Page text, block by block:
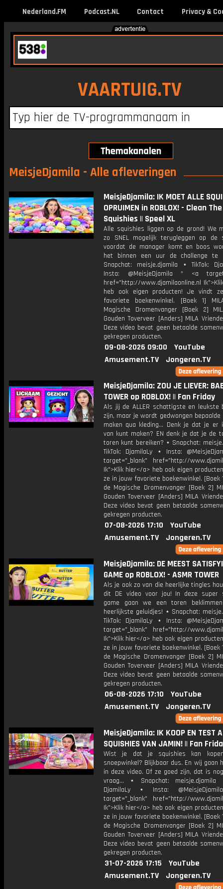
Nederland.FM Podcast.NL Contact Privacy &
VAARTUIG.TV
MeisjeDjamila - Alle afleveringen
MeisjeDjamila: IK MOET ALLE
OPRUIMEN in ROBLOX! - Clean The
Squishies || Speel XL
Alle squishies liggen op de grond! We
zo SNEL mogelijk terugleggen op de
voordat de manager komt en boos
het binnen een uur de challenge te
Snapchat: meisje.djamila ⋆ TikTok:
Insta: @MeisjeDjamila * <a
href="http://www.djamilaonline.nl
heb ook eigen producten! Je vindt
favoriete boekenwinkel. [Boek 1]
Magische Dromenvanger [Boek 2]
Gouden Toverveer [Anders] MILA
Deze video bevat geen betaalde
gekregen producten.
09-08-2026 09:00
YouTube
Amusement.TV
Jongeren.TV
MeisjeDjamila: ZOU JE LIEVER:
TOWER op ROBLOX! || Fan Friday
Als jij de ALLER schattigste en leukste
zijn, maar je wordt gedwongen bepaalde
maken qua kleding... Denk je dat je er
van kunt maken? EN denk je dat je de
toren kunt bereiken? ⋆ Snapchat:
TikTok: DjamilaLy ⋆ Insta:
target="_blank" href="http://
Ik">Klik hier</a> heb ook eigen
ze in jouw favoriete boekenwinkel. [Boek
de Magische Dromenvanger [Boek 2]
Gouden Toverveer [Anders] MILA
Deze video bevat geen betaalde
gekregen producten.
07-08-2026 17:10
YouTube
Amusement.TV
Jongeren.TV
MeisjeDjamila: DE MEEST
GAME op ROBLOX! - ASMR TOWER
Als je ook zo van die heerlijke tingles
dit DE video voor jou! In deze super
game gaan we een toren
heerlijkste geluidjes! ⋆ Snapchat:
TikTok: DjamilaLy ⋆ Insta:
target="_blank" href="http://
Ik">Klik hier</a> heb ook eigen
ze in jouw favoriete boekenwinkel. [Boek
de Magische Dromenvanger [Boek 2]
Gouden Toverveer [Anders] MILA
Deze video bevat geen betaalde
gekregen producten.
06-08-2026 17:10
YouTube
Amusement.TV
Jongeren.TV
MeisjeDjamila: IK KOOP EN TEST
SQUISHIES VAN JAMIN! || Fan
Wist je dat je squishies kan
snoepwinkel? Blijkbaar dus. En wij gaan
in deze video. Of ze goed zijn, dat is
vraag... ⋆ Snapchat: meisje.djamila
DjamilaLy ⋆ Insta:
target="_blank" href="http://
Ik">Klik hier</a> heb ook eigen
ze in jouw favoriete boekenwinkel. [Boek
de Magische Dromenvanger [Boek 2]
Gouden Toverveer [Anders] MILA
Deze video bevat geen betaalde
gekregen producten.
31-07-2026 17:15
YouTube
Amusement.TV
Jongeren.TV